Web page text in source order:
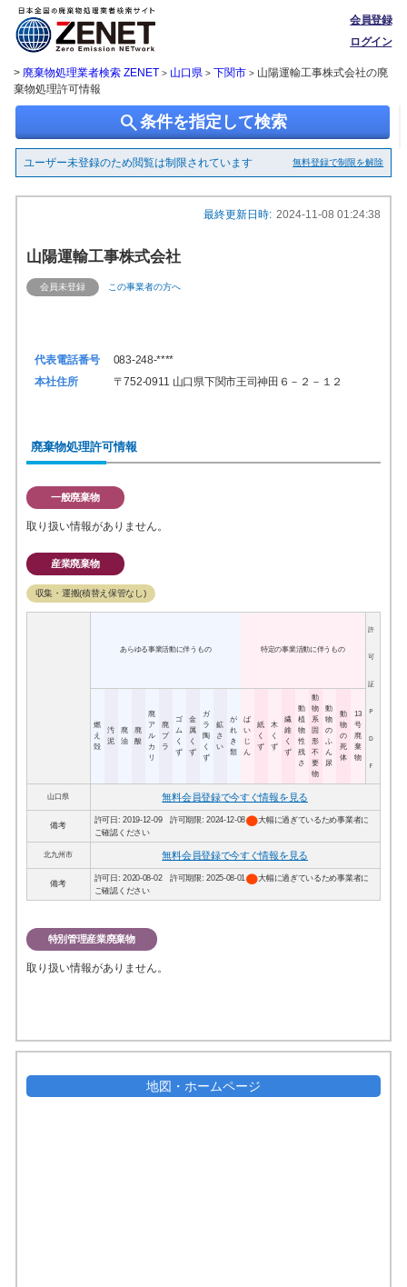
会員登録
ログイン
> 廃棄物処理業者検索 ZENET > 山口県 > 下関市> 山陽運輸工事株式会社の廃
棄物処理許可情報
search条件を指定して検索
ユーザー未登録のため閲覧は制限されています 無料登録で制限を解除
最終更新日時: 2024-11-08 01:24:38
山陽運輸工事株式会社
会員未登録 この事業者の方へ
代表電話番号
083-248-****
本社住所
〒752-0911 山口県下関市王司神田６－２－１２
廃棄物処理許可情報
一般廃棄物
取り扱い情報がありません。
産業廃棄物
収集・運搬(積替え保管なし)
あらゆる事業活動に伴うもの 特定の事業活動に伴うもの
許
可
証
Ｐ
Ｄ
Ｆ
燃
え
殻
汚
泥
廃
油
廃
酸
廃
ア
ル
カ
リ
廃
プ
ラ
ゴ
ム
く
ず
金
属
く
ず
ガ
ラ
陶
く
ず
鉱
さ
い
が
れ
き
類
ば
い
じ
ん
紙
く
ず
木
く
ず
繊
維
く
ず
動
植
物
性
残
さ
動
物
系
固
形
不
要
物
動
物
の
ふ
ん
尿
動
物
の
死
体
13
号
廃
棄
物
山口県 無料会員登録で今すぐ情報を見る
備考
許可日: 2019-12-09 許可期限: 2024-12-08circle大幅に過ぎているため事業者に
ご確認ください
北九州市 無料会員登録で今すぐ情報を見る
備考
許可日: 2020-08-02 許可期限: 2025-08-01circle大幅に過ぎているため事業者に
ご確認ください
特別管理産業廃棄物
取り扱い情報がありません。
地図・ホームページ